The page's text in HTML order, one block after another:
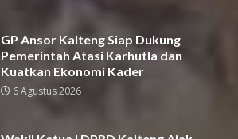
GP Ansor Kalteng Siap Dukung
Pemerintah Atasi Karhutla dan
Kuatkan Ekonomi Kader
6 Agustus 2026